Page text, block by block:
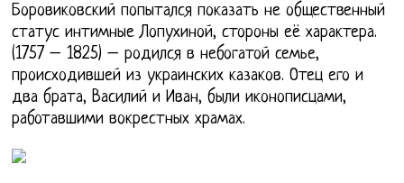
Боровиковский попытался показать не общественный
статус интимные Лопухиной, стороны её характера.
(1757 – 1825) – родился в небогатой семье,
происходившей из украинских казаков. Отец его и
два брата, Василий и Иван, были иконописцами,
работавшими вокрестных храмах.